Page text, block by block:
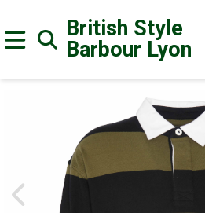
British Style
Barbour Lyon